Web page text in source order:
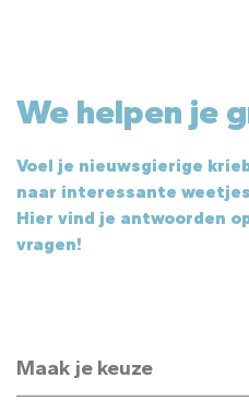
We helpen je
Voel je nieuwsgierige
naar interessante
Hier vind je antwoorden
vragen!
Maak je keuze